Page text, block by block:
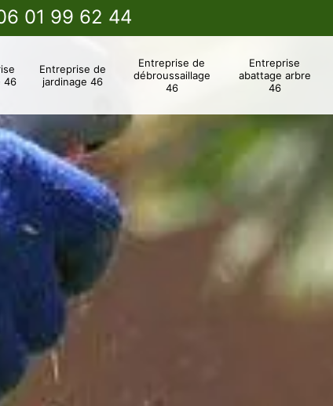
01 99 62 44
46
Entreprise de
jardinage 46
Entreprise de
débroussaillage
46
Entreprise
abattage arbre
46